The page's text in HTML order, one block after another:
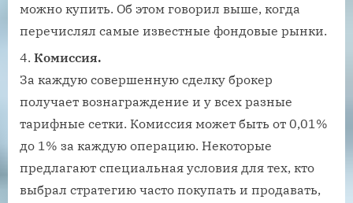
можно купить. Об этом говорил выше, когда
перечислял самые известные фондовые рынки.
Комиссия.
За каждую совершенную сделку брокер
получает вознаграждение и у всех разные
тарифные сетки. Комиссия может быть от 0,01%
до 1% за каждую операцию. Некоторые
предлагают специальная условия для тех, кто
выбрал стратегию часто покупать и продавать,